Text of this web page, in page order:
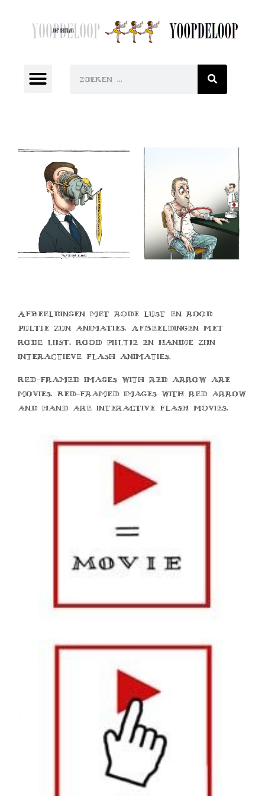
Afbeeldingen met rode lijst en rood
pijltje zijn animaties. Afbeeldingen met
rode lijst, rood pijltje en handje zijn
interactieve flash animaties.
Red-framed images with red arrow are
movies. Red-framed images with red arrow
and hand are interactive flash movies.